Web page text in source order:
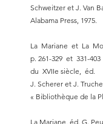
Schweitzer et J. Van
Alabama Press, 1975.
La Mariane et La
p. 261-329 et 331-
du XVIIe siècle, éd.
J. Scherer et J.
« Bibliothèque de la
La Mariane, éd. G.